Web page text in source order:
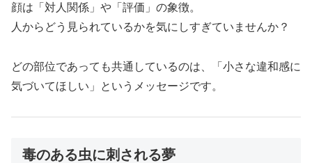
顔は「対人関係」や「評価」の象徴。
人からどう見られているかを気にしすぎていませんか？
どの部位であっても共通しているのは、「小さな違和感に
気づいてほしい」というメッセージです。
毒のある虫に刺される夢